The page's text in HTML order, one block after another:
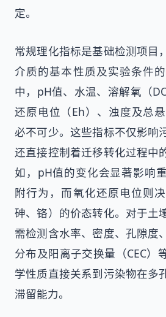
定。
常规理化指标是基础检测项目
介质的基本性质及实验条件
中，pH值、水温、溶解氧（
还原电位（Eh）、浊度及总
必不可少。这些指标不仅影响
还直接控制着迁移转化过程中
如，pH值的变化会显著影响
附行为，而氧化还原电位则
砷、铬）的价态转化。对于土
需检测含水率、密度、孔隙度
分布及阳离子交换量（CEC）
学性质直接关系到污染物在多
滞留能力。